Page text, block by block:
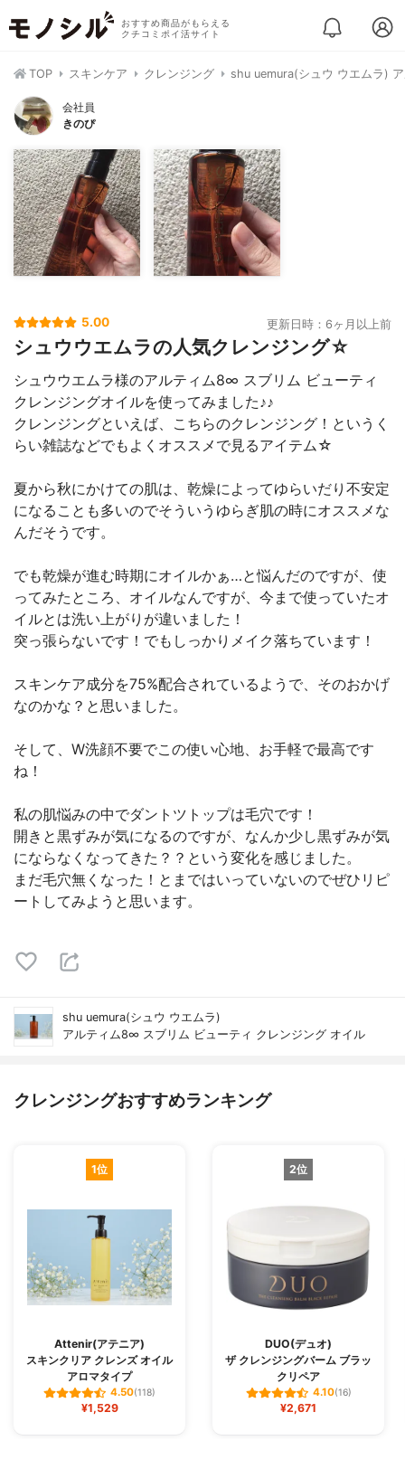
おすすめ商品がもらえる
クチコミポイ活サイト
TOP スキンケア クレンジング shu uemura(シュウ ウエムラ)
会社員
きのぴ
5.00 更新日時：6ヶ月以上前
シュウウエムラの人気クレンジング☆
シュウウエムラ様のアルティム8∞ スブリム ビューティ
クレンジングオイルを使ってみました♪♪
クレンジングといえば、こちらのクレンジング！というく
らい雑誌などでもよくオススメで見るアイテム☆
夏から秋にかけての肌は、乾燥によってゆらいだり不安定
になることも多いのでそういうゆらぎ肌の時にオススメな
んだそうです。
でも乾燥が進む時期にオイルかぁ…と悩んだのですが、使
ってみたところ、オイルなんですが、今まで使っていたオ
イルとは洗い上がりが違いました！
突っ張らないです！でもしっかりメイク落ちています！
スキンケア成分を75%配合されているようで、そのおかげ
なのかな？と思いました。
そして、W洗顔不要でこの使い心地、お手軽で最高です
ね！
私の肌悩みの中でダントツトップは毛穴です！
開きと黒ずみが気になるのですが、なんか少し黒ずみが気
にならなくなってきた？？という変化を感じました。
まだ毛穴無くなった！とまではいっていないのでぜひリピ
ートしてみようと思います。
shu uemura(シュウ ウエムラ)
アルティム8∞ スブリム ビューティ クレンジング オイル
クレンジングおすすめランキング
1位
Attenir(アテニア)
スキンクリア クレンズ オイル
アロマタイプ
4.50(118)
¥1,529
2位
DUO(デュオ)
ザ クレンジングバーム ブラッ
クリペア
4.10(16)
¥2,671